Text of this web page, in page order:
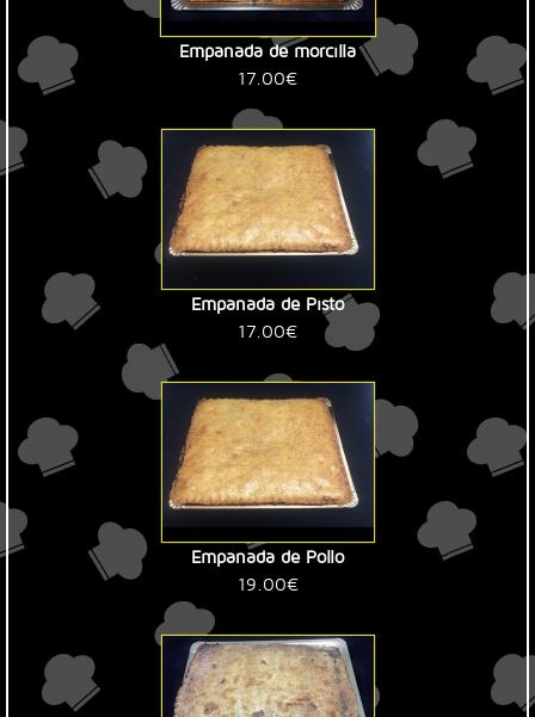
Empanada de morcilla
17.00€
Empanada de Pisto
17.00€
Empanada de Pollo
19.00€